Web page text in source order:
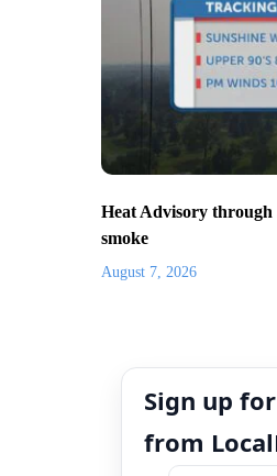
Heat Advisory
smoke
August 7, 2026
Sign up
from